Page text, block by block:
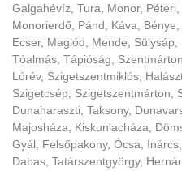
Galgahévíz, Tura, Monor, Péteri,
Monorierdő, Pánd, Káva,
Ecser, Maglód, Mende,
Tóalmás, Tápióság,
Lórév, Szigetszentmiklós,
Szigetcsép, Szigetszentmárton,
Dunaharaszti, Taksony,
Majosháza, Kiskunlacháza,
Gyál, Felsőpakony, Ócsa,
Dabas, Tatárszentgyörgy,